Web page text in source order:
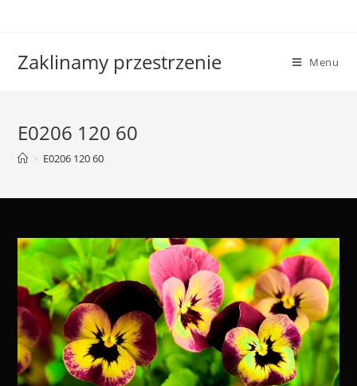
Zaklinamy przestrzenie Menu
E0206 120 60
> E0206 120 60